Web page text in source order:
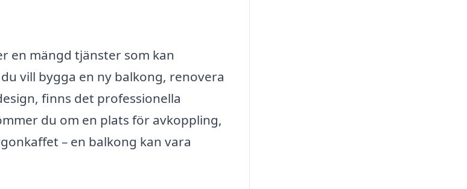
en mängd tjänster som kan
vill bygga en ny balkong, renovera
finns det professionella
du om en plats för avkoppling,
– en balkong kan vara